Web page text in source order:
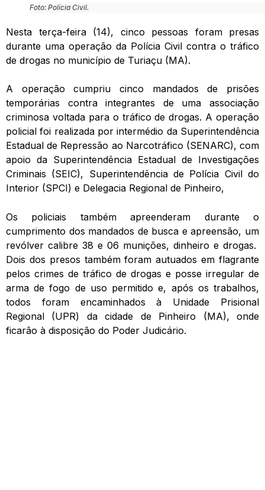
Foto: Polícia Civil.
Nesta terça-feira (14), cinco pessoas foram presas
durante uma operação da Polícia Civil contra o tráfico
de drogas no município de Turiaçu (MA).
A operação cumpriu cinco mandados de prisões
temporárias contra integrantes de uma associação
criminosa voltada para o tráfico de drogas. A operação
policial foi realizada por intermédio da Superintendência
Estadual de Repressão ao Narcotráfico (SENARC), com
apoio da Superintendência Estadual de Investigações
Criminais (SEIC), Superintendência de Polícia Civil do
Interior (SPCI) e Delegacia Regional de Pinheiro,
Os policiais também apreenderam durante o
cumprimento dos mandados de busca e apreensão, um
revólver calibre 38 e 06 munições, dinheiro e drogas.
Dois dos presos também foram autuados em flagrante
pelos crimes de tráfico de drogas e posse irregular de
arma de fogo de uso permitido e, após os trabalhos,
todos foram encaminhados à Unidade Prisional
Regional (UPR) da cidade de Pinheiro (MA), onde
ficarão à disposição do Poder Judicário.